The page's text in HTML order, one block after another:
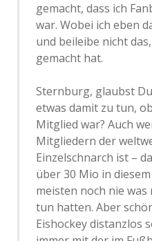
gemacht, dass ich
war. Wobei ich eben
und beileibe nicht
gemacht hat.
Sternburg, glaubst
etwas damit zu tun,
Mitglied war? Auch
Mitgliedern der
Einzelschnarch ist –
über 30 Mio in
meisten noch nie
tun hatten. Aber
Eishockey distanzlos